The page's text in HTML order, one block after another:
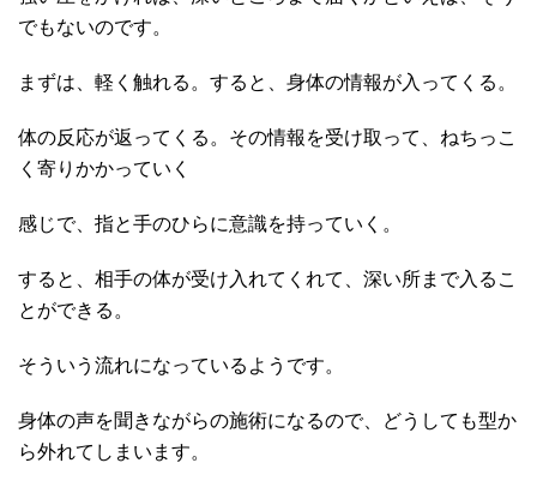
でもないのです。
まずは、軽く触れる。すると、身体の情報が入ってくる。
体の反応が返ってくる。その情報を受け取って、ねちっこ
く寄りかかっていく
感じで、指と手のひらに意識を持っていく。
すると、相手の体が受け入れてくれて、深い所まで入るこ
とができる。
そういう流れになっているようです。
身体の声を聞きながらの施術になるので、どうしても型か
ら外れてしまいます。